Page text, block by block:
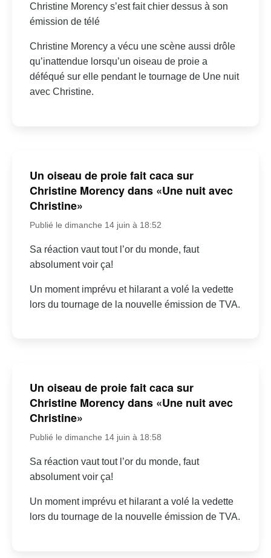
Christine Morency s’est fait chier dessus à son
émission de télé
Christine Morency a vécu une scène aussi drôle
qu’inattendue lorsqu’un oiseau de proie a
déféqué sur elle pendant le tournage de Une nuit
avec Christine.
Un oiseau de proie fait caca sur
Christine Morency dans «Une nuit avec
Christine»
Publié le dimanche 14 juin à 18:52
Sa réaction vaut tout l’or du monde, faut
absolument voir ça!
Un moment imprévu et hilarant a volé la vedette
lors du tournage de la nouvelle émission de TVA.
Un oiseau de proie fait caca sur
Christine Morency dans «Une nuit avec
Christine»
Publié le dimanche 14 juin à 18:58
Sa réaction vaut tout l’or du monde, faut
absolument voir ça!
Un moment imprévu et hilarant a volé la vedette
lors du tournage de la nouvelle émission de TVA.